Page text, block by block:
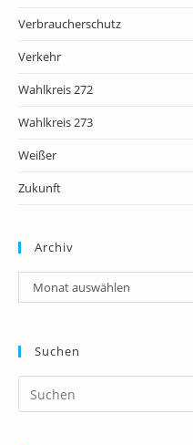
Verbraucherschutz
Verkehr
Wahlkreis 272
Wahlkreis 273
Weißer
Zukunft
Archiv
Archiv
Monat auswählen
Suchen